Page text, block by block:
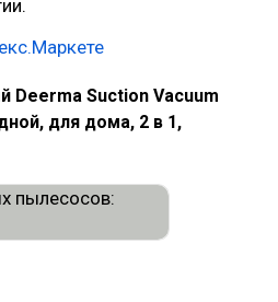
Dееrmа Suctiоn Vасuum
для дома, 2 в 1,